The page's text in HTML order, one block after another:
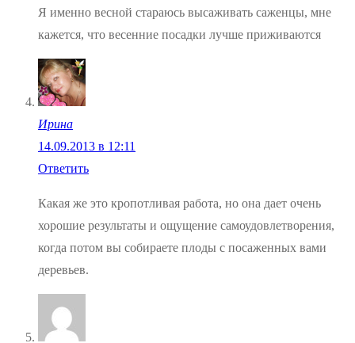
Я именно весной стараюсь высаживать саженцы, мне
кажется, что весенние посадки лучше приживаются
Ирина
14.09.2013 в 12:11
Ответить
Какая же это кропотливая работа, но она дает очень
хорошие результаты и ощущение самоудовлетворения,
когда потом вы собираете плоды с посаженных вами
деревьев.